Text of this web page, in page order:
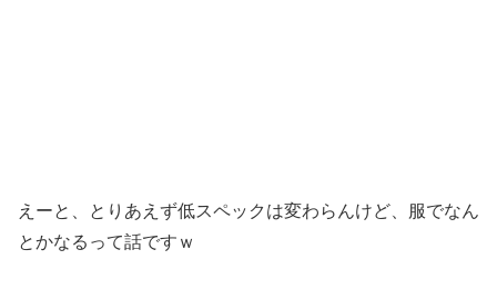
えーと、とりあえず低スペックは変わらんけど、服でなん
とかなるって話ですｗ